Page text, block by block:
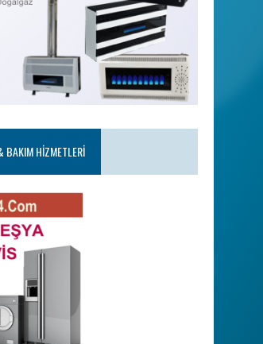
BAKIM HIZMETLERI